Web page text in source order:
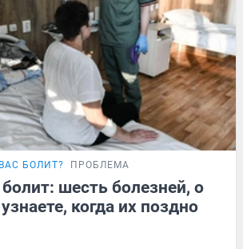
БОЛИТ? ПРОБЛЕМА
шесть болезней, о
когда их поздно